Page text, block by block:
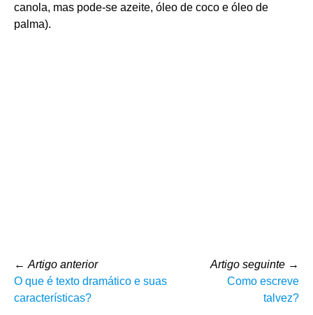
canola, mas pode-se azeite, óleo de coco e óleo de
palma).
← Artigo anterior
O que é texto dramático e suas
características?
Artigo seguinte →
Como escreve
talvez?